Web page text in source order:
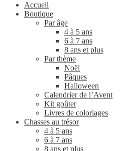
Accueil
Boutique
Par âge
4 à 5 ans
6 à 7 ans
8 ans et plus
Par thème
Noël
Pâques
Halloween
Calendrier de l’Avent
Kit goûter
Livres de coloriages
Chasses au trésor
4 à 5 ans
6 à 7 ans
8 ans et plus